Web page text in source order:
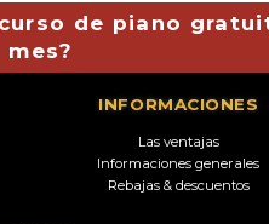
de piano
mes?
INFORMACIONES
Las ventajas
Informaciones generales
Rebajas & descuentos